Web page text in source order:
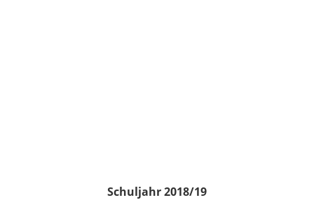
Schuljahr 2018/19